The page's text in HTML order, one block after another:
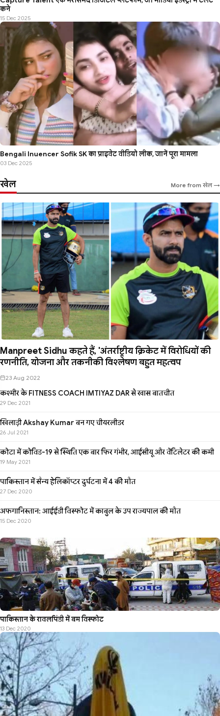
कने
15 Dec 2025
Bengali Influencer Sofik SK का प्राइवेट वीडियो लीक, जानें पूरा मामला
03 Dec 2025
खेल More from खेल →
Manpreet Sidhu कहते हैं, 'अंतर्राष्ट्रीय क्रिकेट में विरोधियों की
रणनीति, योजना और तकनीकी विश्लेषण बहुत महत्वप
23 Aug 2022
कश्मीर के FITNESS COACH IMTIYAZ DAR से खास बातचीत
29 Dec 2021
खिलाड़ी Akshay Kumar बन गए चीयरलीडर
26 Jul 2021
कोटा में कोविड-19 से स्थिति एक बार फिर गंभीर, आईसीयू और वेंटिलेटर की कमी
19 May 2021
पाकिस्तान में सैन्य हेलिकॉप्टर दुर्घटना में 4 की मौत
27 Dec 2020
अफगानिस्तान: आईईडी विस्फोट में काबुल के उप राज्यपाल की मौत
15 Dec 2020
पाकिस्तान के रावलपिंडी में बम विस्फोट
13 Dec 2020